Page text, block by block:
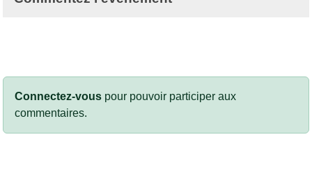
Connectez-vous pour pouvoir participer aux
commentaires.